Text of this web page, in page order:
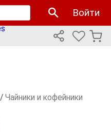
улучшения работы
пользоваться сайтом
использования
Войти
/ Чайники и кофейники